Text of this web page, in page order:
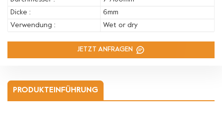
Dicke :
6mm
Verwendung :
Wet or dry
JETZT ANFRAGEN
PRODUKTEINFÜHRUNG